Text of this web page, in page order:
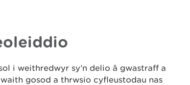
i weithredwyr sy’n delio â gwastraff a
gosod a thrwsio cyfleustodau nas